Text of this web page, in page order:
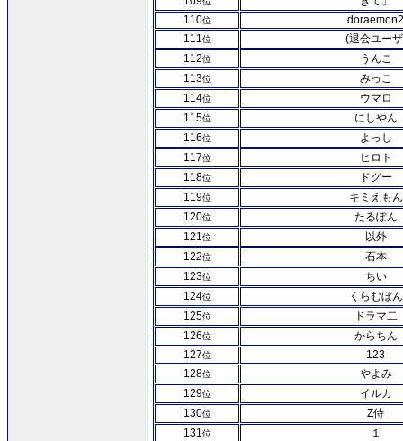
110位
doraemon2
111位
(退会ユー
112位
うんこ
113位
みっこ
114位
ウマロ
115位
にしやん
116位
よっし
117位
ヒロト
118位
ドグー
119位
キミえもん
120位
たるぽん
121位
以外
122位
石本
123位
ちい
124位
くらむぼん
125位
ドラマ二
126位
からちん
127位
123
128位
やよみ
129位
イルカ
130位
Z侍
131位 １